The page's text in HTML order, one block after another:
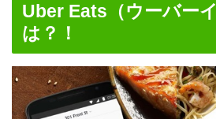
Uber Eats（ウーバー
は？！